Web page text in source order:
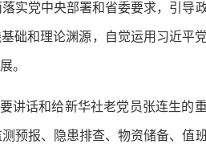
党中央部署和省委要求，引导
础和理论渊源，自觉运用习近平
。
话和给新华社老党员张连生的
预报、隐患排查、物资储备、值